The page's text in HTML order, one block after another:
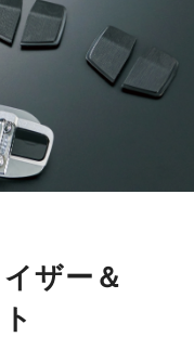
ザー＆